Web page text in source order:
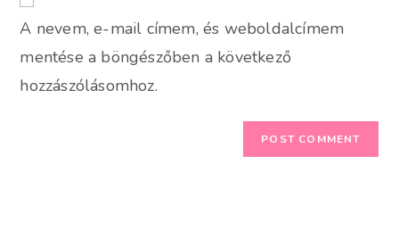
URL
(optional)
A nevem, e-mail címem, és weboldalcímem
mentése a böngészőben a következő
hozzászólásomhoz.